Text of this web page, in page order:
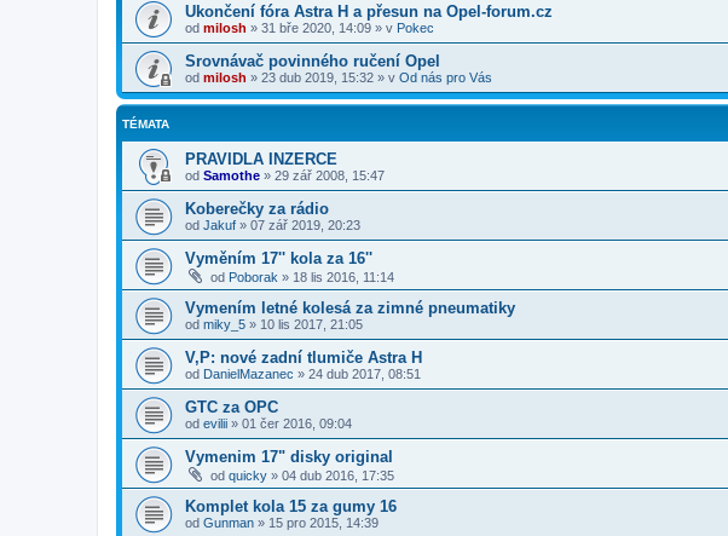
Ukončení fóra Astra H a přesun na Opel-forum.cz
od milosh » 31 bře 2020, 14:09 » v Pokec
Srovnávač povinného ručení Opel
od milosh » 23 dub 2019, 15:32 » v Od nás pro Vás
TÉMATA
PRAVIDLA INZERCE
od Samothe » 29 zář 2008, 15:47
Koberečky za rádio
od Jakuf » 07 zář 2019, 20:23
Vyměním 17'' kola za 16''
od Poborak » 18 lis 2016, 11:14
Vymením letné kolesá za zimné pneumatiky
od miky_5 » 10 lis 2017, 21:05
V,P: nové zadní tlumiče Astra H
od DanielMazanec » 24 dub 2017, 08:51
GTC za OPC
od evilii » 01 čer 2016, 09:04
Vymenim 17" disky original
od quicky » 04 dub 2016, 17:35
Komplet kola 15 za gumy 16
od Gunman » 15 pro 2015, 14:39